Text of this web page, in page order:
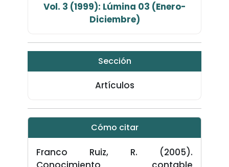
Vol. 3 (1999): Lúmina 03 (Enero-
Diciembre)
Sección
Artículos
Cómo citar
Franco Ruiz, R. (2005).